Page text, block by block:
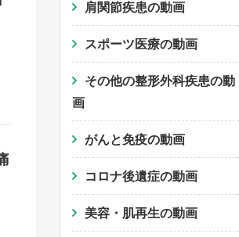
肩関節疾患の動画
スポーツ医療の動画
その他の整形外科疾患の動
画
がんと免疫の動画
コロナ後遺症の動画
美容・肌再生の動画